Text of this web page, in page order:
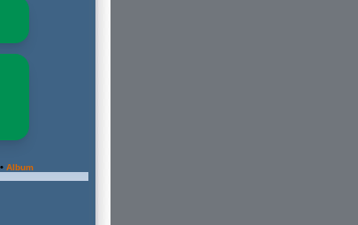
• Album